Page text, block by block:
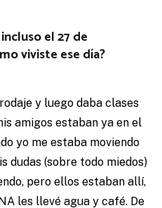
el 27 de
viviste ese día?
y luego daba clases
amigos estaban ya en el
yo me estaba moviendo
dudas (sobre todo miedos)
pero ellos estaban allí,
les llevé agua y café. De